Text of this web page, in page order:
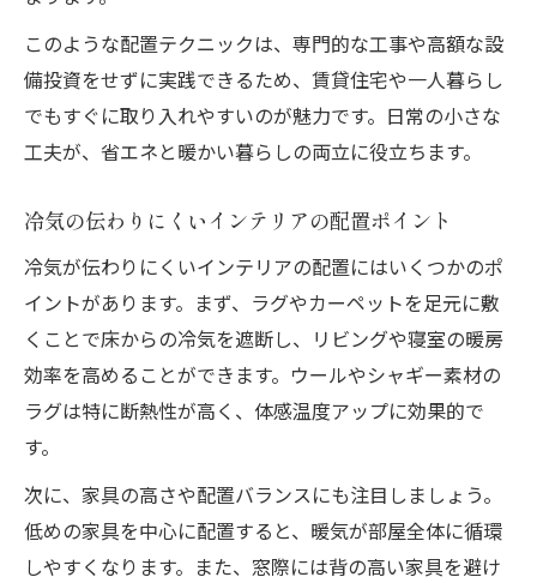
このような配置テクニックは、専門的な工事や高額な設
備投資をせずに実践できるため、賃貸住宅や一人暮らし
でもすぐに取り入れやすいのが魅力です。日常の小さな
工夫が、省エネと暖かい暮らしの両立に役立ちます。
冷気の伝わりにくいインテリアの配置ポイント
冷気が伝わりにくいインテリアの配置にはいくつかのポ
イントがあります。まず、ラグやカーペットを足元に敷
くことで床からの冷気を遮断し、リビングや寝室の暖房
効率を高めることができます。ウールやシャギー素材の
ラグは特に断熱性が高く、体感温度アップに効果的で
す。
次に、家具の高さや配置バランスにも注目しましょう。
低めの家具を中心に配置すると、暖気が部屋全体に循環
しやすくなります。また、窓際には背の高い家具を避け